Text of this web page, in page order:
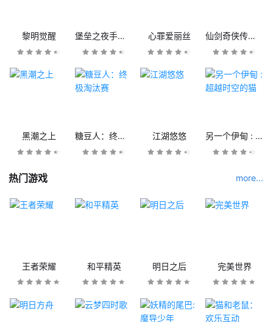
黎明觉醒 堡垒之夜手机版 心罪爱丽丝 仙剑奇侠传九野
黑潮之上 糖豆人：终极淘汰赛 江湖悠悠 另一个伊甸 : 超越时空的猫
热门游戏 more...
王者荣耀 和平精英 明日之后 完美世界